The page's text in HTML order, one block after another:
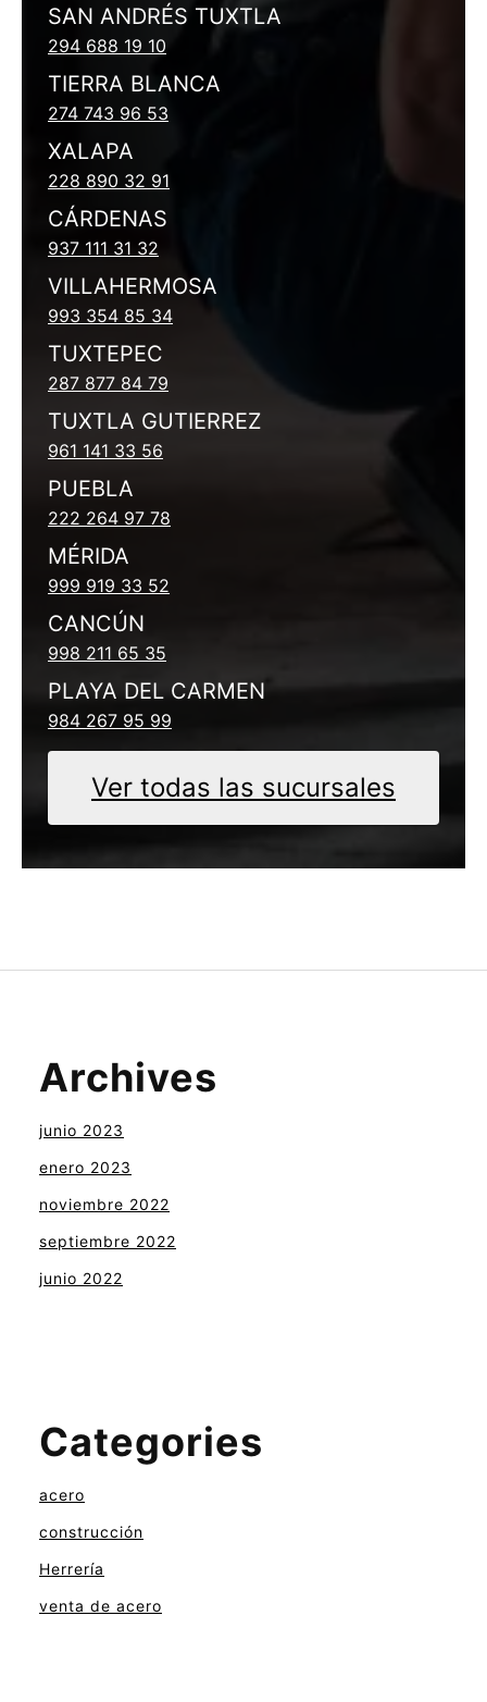
SAN ANDRÉS TUXTLA
294 688 19 10
TIERRA BLANCA
274 743 96 53
XALAPA
228 890 32 91
CÁRDENAS
937 111 31 32
VILLAHERMOSA
993 354 85 34
TUXTEPEC
287 877 84 79
TUXTLA GUTIERREZ
961 141 33 56
PUEBLA
222 264 97 78
MÉRIDA
999 919 33 52
CANCÚN
998 211 65 35
PLAYA DEL CARMEN
984 267 95 99
Ver todas las sucursales
Archives
junio 2023
enero 2023
noviembre 2022
septiembre 2022
junio 2022
Categories
acero
construcción
Herrería
venta de acero